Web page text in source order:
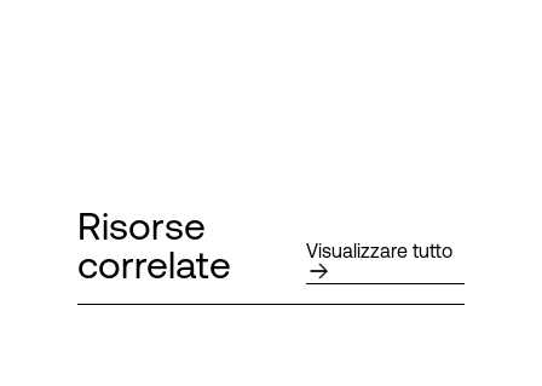
Risorse
correlate
Visualizzare tutto